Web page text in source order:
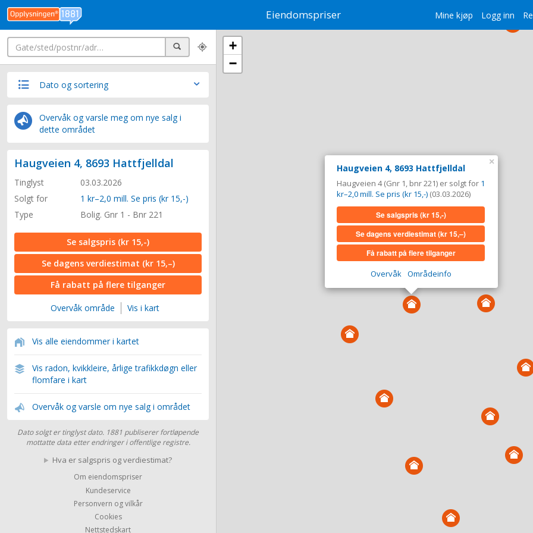
Mine kjøp Logg inn
Eiendomspriser
Søk
Dato og sortering
Overvåk og varsle meg om nye salg i
dette området
Haugveien 4, 8693 Hattfjelldal
Tinglyst
03.03.2026
Solgt for
1 kr–2,0 mill. Se pris (kr 15,-)
Type
Bolig. Gnr 1 - Bnr 221
Se salgspris (kr 15,-)
Se dagens verdiestimat (kr 15,–)
Få rabatt på flere tilganger
Overvåk område Vis i kart
Vis alle eiendommer i kartet
Vis radon, kvikkleire, årlige trafikkdøgn eller
flomfare i kart
Overvåk og varsle om nye salg i området
Dato solgt er tinglyst dato. 1881 publiserer fortløpende
mottatte data etter endringer i offentlige registre.
Hva er salgspris og verdiestimat?
Om eiendomspriser
Kundeservice
Personvern og vilkår
Cookies
Nettstedskart
Haugveien 4, 8693 Hattfjelldal
Haugveien 4 (Gnr 1, bnr 221) er solgt for 1
kr–2,0 mill. Se pris (kr 15,-) (03.03.2026)
Se salgspris(kr 15,-)
Se dagens verdiestimat(kr 15,–)
Få rabatt på flere tilganger
Overvåk Områdeinfo
×
+
−